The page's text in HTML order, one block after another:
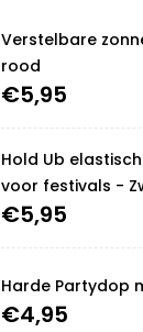
Verstelbare
rood
€5,95
Hold Ub
voor festivals -
€5,95
Harde Partydop
€4,95